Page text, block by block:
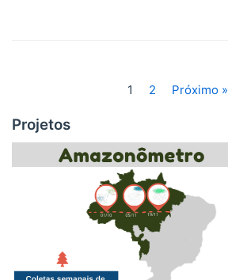
1 2 Próximo »
Projetos